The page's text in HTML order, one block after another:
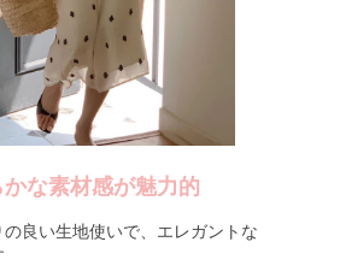
かな素材感が魅力的
の良い生地使いで、エレガントな